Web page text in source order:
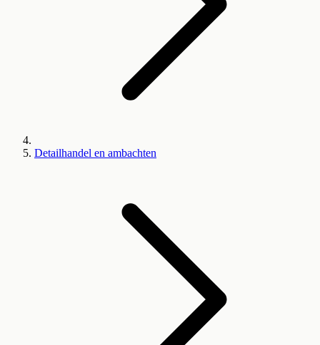
Detailhandel en ambachten